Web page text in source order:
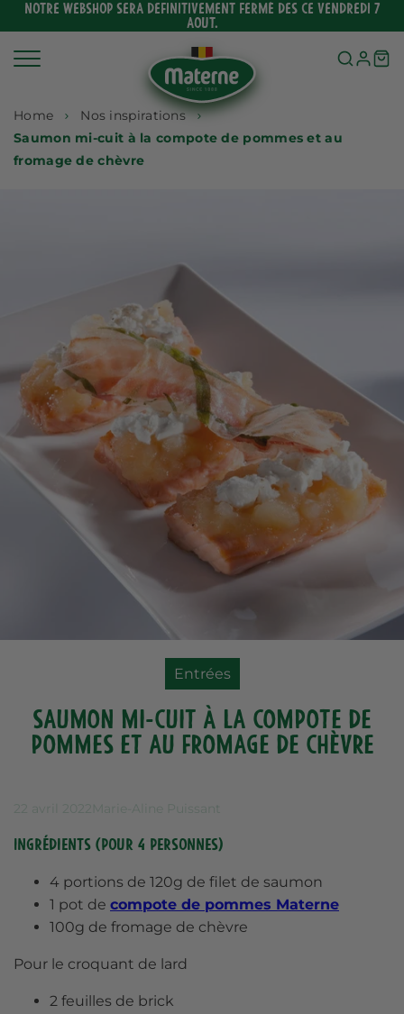
Ignorer
au
NOTRE WEBSHOP SERA DEFINITIVEMENT FERMÉ DES CE VENDREDI 7
AOUT.
Home
Nos inspirations
Saumon mi-cuit à la compote de pommes et au
fromage de chèvre
Entrées
Saumon mi-cuit à la compote de
pommes et au fromage de chèvre
22 avril 2022 Marie-Aline Puissant
Ingrédients (pour 4 personnes)
4 portions de 120g de filet de saumon
1 pot de compote de pommes Materne
100g de fromage de chèvre
Pour le croquant de lard
2 feuilles de brick